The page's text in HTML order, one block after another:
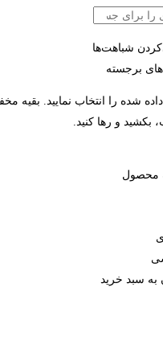
شباهت‌ها
برجسته
شده را انتخاب نمایید. بقیه
بکشید و رها کنید.
محصول
به سبد خرید